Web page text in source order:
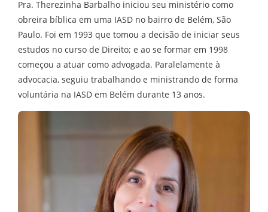
Pra. Therezinha Barbalho iniciou seu ministério como
obreira bíblica em uma IASD no bairro de Belém, São
Paulo. Foi em 1993 que tomou a decisão de iniciar seus
estudos no curso de Direito; e ao se formar em 1998
começou a atuar como advogada. Paralelamente à
advocacia, seguiu trabalhando e ministrando de forma
voluntária na IASD em Belém durante 13 anos.